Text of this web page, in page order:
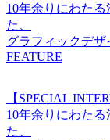
10年余りにわた
た、
グラフィックデザ
FEATURE
【SPECIAL
10年余りにわた
た、